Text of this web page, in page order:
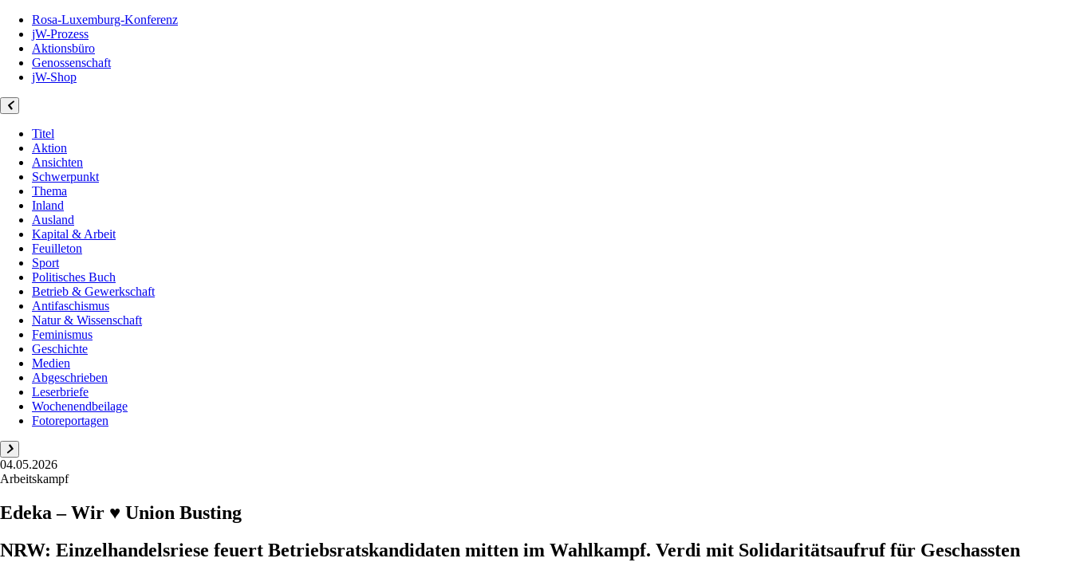
Rosa-Luxemburg-Konferenz
jW-Prozess
Aktionsbüro
Genossenschaft
jW-Shop
Titel
Aktion
Ansichten
Schwerpunkt
Thema
Inland
Ausland
Kapital & Arbeit
Feuilleton
Sport
Politisches Buch
Betrieb & Gewerkschaft
Antifaschismus
Natur & Wissenschaft
Feminismus
Geschichte
Medien
Abgeschrieben
Leserbriefe
Wochenendbeilage
Fotoreportagen
04.05.2026
Arbeitskampf
Edeka – Wir ♥ Union Busting
NRW: Einzelhandelsriese feuert Betriebsratskandidaten mitten im Wahlkampf. Verdi mit Solidaritätsaufruf für Geschassten